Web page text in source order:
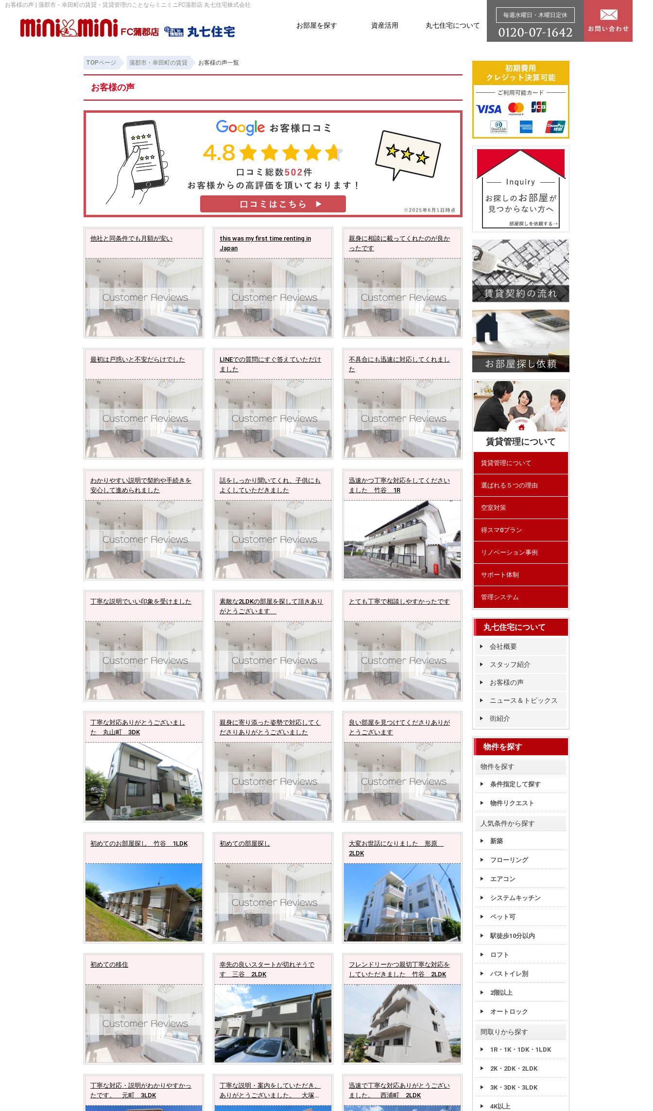
お客様の声 | 蒲郡市・幸田町の賃貸・賃貸管理のことならミニミニFC蒲郡店 丸七住宅株式会社
お部屋を探す 資産活用 丸七住宅について
毎週水曜日・木曜日定休
TOPページ 蒲郡市・幸田町の賃貸 お客様の声一覧
お客様の声
他社と同条件でも月額が安い
this was my first time renting in
Japan
親身に相談に載ってくれたのが良か
ったです
最初は戸惑いと不安だらけでした
LINEでの質問にすぐ答えていただけ
ました
不具合にも迅速に対応してくれまし
た
わかりやすい説明で契約や手続きを
安心して進められました
話をしっかり聞いてくれ、子供にも
よくしていただきました
迅速かつ丁寧な対応をしてください
ました 竹谷 1R
丁寧な説明でいい印象を受けました
素敵な2LDKの部屋を探して頂きあり
がとうございます
とても丁寧で相談しやすかったです
丁寧な対応ありがとうございまし
た 丸山町 3DK
親身に寄り添った姿勢で対応してく
ださりありがとうございました
良い部屋を見つけてくださりありが
とうございます
初めてのお部屋探し 竹谷 1LDK 初めての部屋探し
大変お世話になりました 形原
2LDK
初めての移住
幸先の良いスタートが切れそうで
す 三谷 2LDK
フレンドリーかつ親切丁寧な対応を
していただきました 竹谷 2LDK
丁寧な対応・説明がわかりやすかっ
たです。 元町 3LDK
丁寧な説明・案内をしていただき、
ありがとうございました。 大塚
町 2DK
迅速で丁寧な対応ありがとうござい
ました。 西浦町 2LDK
賃貸管理について
賃貸管理について
選ばれる５つの理由
空室対策
得スマ0プラン
リノベーション事例
サポート体制
管理システム
丸七住宅について
会社概要
スタッフ紹介
お客様の声
ニュース＆トピックス
街紹介
物件を探す
物件を探す
条件指定して探す
物件リクエスト
人気条件から探す
新築
フローリング
エアコン
システムキッチン
ペット可
駅徒歩10分以内
ロフト
バストイレ別
2階以上
オートロック
間取りから探す
1R・1K・1DK・1LDK
2K・2DK・2LDK
3K・3DK・3LDK
4K以上